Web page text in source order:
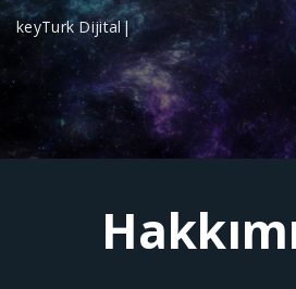
keyTurk Dijital Paza